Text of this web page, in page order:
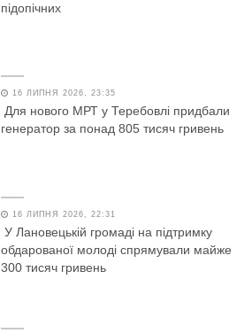
підопічних
16 ЛИПНЯ 2026, 23:35
Для нового МРТ у Теребовлі придбали
генератор за понад 805 тисяч гривень
16 ЛИПНЯ 2026, 22:31
У Лановецькій громаді на підтримку
обдарованої молоді спрямували майже
300 тисяч гривень